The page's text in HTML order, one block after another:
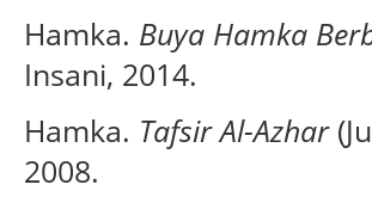
Hamka. Buya Hamka
Insani, 2014.
Hamka. Tafsir Al-Azhar
2008.